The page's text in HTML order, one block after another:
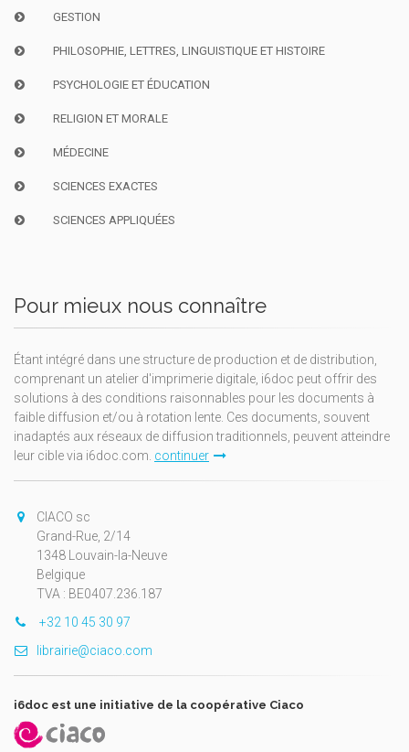
GESTION
PHILOSOPHIE, LETTRES, LINGUISTIQUE ET HISTOIRE
PSYCHOLOGIE ET ÉDUCATION
RELIGION ET MORALE
MÉDECINE
SCIENCES EXACTES
SCIENCES APPLIQUÉES
Pour mieux nous connaître
Étant intégré dans une structure de production et de distribution,
comprenant un atelier d'imprimerie digitale, i6doc peut offrir des
solutions à des conditions raisonnables pour les documents à
faible diffusion et/ou à rotation lente. Ces documents, souvent
inadaptés aux réseaux de diffusion traditionnels, peuvent atteindre
leur cible via i6doc.com. continuer
CIACO sc
Grand-Rue, 2/14
1348 Louvain-la-Neuve
Belgique
TVA : BE0407.236.187
+32 10 45 30 97
librairie@ciaco.com
i6doc est une initiative de la coopérative Ciaco